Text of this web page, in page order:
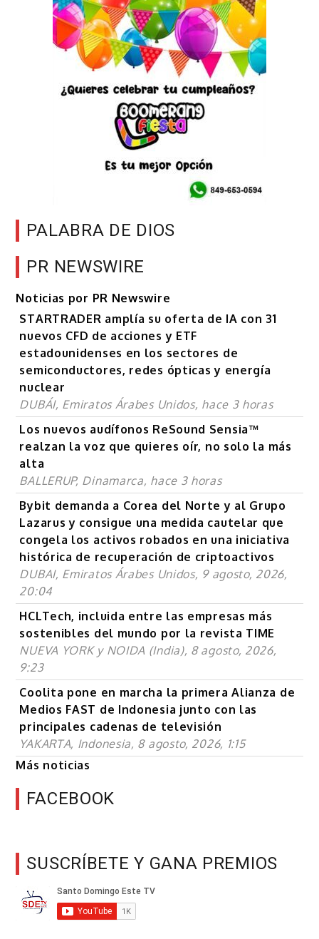
PALABRA DE DIOS
PR NEWSWIRE
Noticias por PR Newswire
STARTRADER amplía su oferta de IA con 31
nuevos CFD de acciones y ETF
estadounidenses en los sectores de
semiconductores, redes ópticas y energía
nuclear
DUBÁI, Emiratos Árabes Unidos, hace 3 horas
Los nuevos audífonos ReSound Sensia™
realzan la voz que quieres oír, no solo la más
alta
BALLERUP, Dinamarca, hace 3 horas
Bybit demanda a Corea del Norte y al Grupo
Lazarus y consigue una medida cautelar que
congela los activos robados en una iniciativa
histórica de recuperación de criptoactivos
DUBAI, Emiratos Árabes Unidos, 9 agosto, 2026,
20:04
HCLTech, incluida entre las empresas más
sostenibles del mundo por la revista TIME
NUEVA YORK y NOIDA (India), 8 agosto, 2026,
9:23
Coolita pone en marcha la primera Alianza de
Medios FAST de Indonesia junto con las
principales cadenas de televisión
YAKARTA, Indonesia, 8 agosto, 2026, 1:15
Más noticias
FACEBOOK
SUSCRÍBETE Y GANA PREMIOS